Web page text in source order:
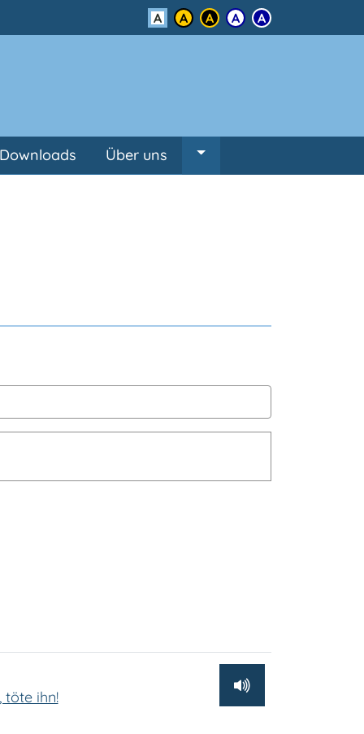
Kontrast
Downloads Über uns
töte ihn!